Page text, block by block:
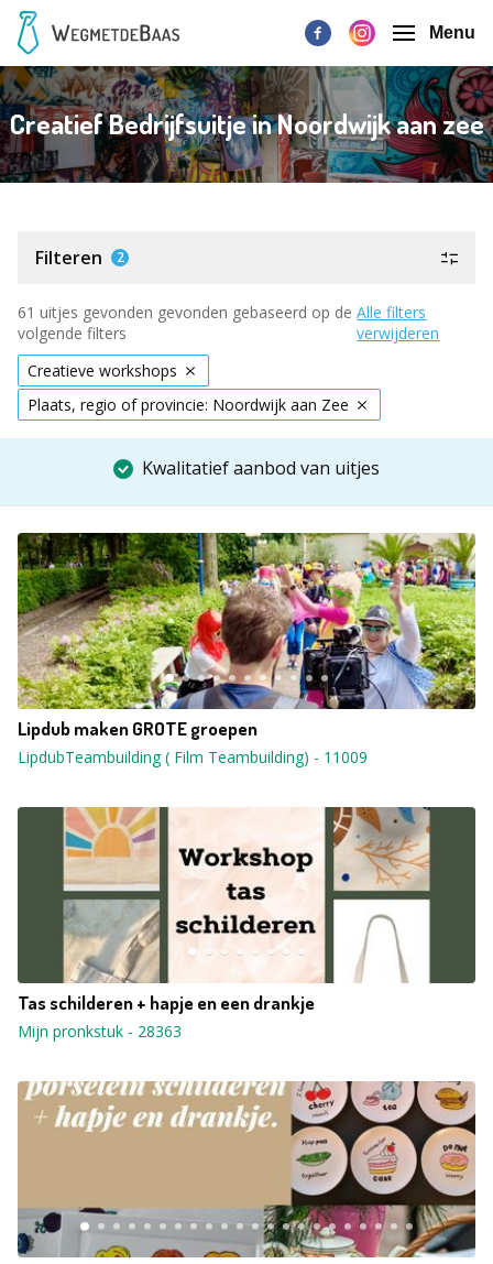
Menu
Creatief Bedrijfsuitje in Noordwijk aan zee
Filteren 2
61 uitjes gevonden gevonden gebaseerd op de
volgende filters
Alle filters
verwijderen
Creatieve workshops
Plaats, regio of provincie: Noordwijk aan Zee
Kwalitatief aanbod van uitjes
Lipdub maken GROTE groepen
LipdubTeambuilding ( Film Teambuilding) - 11009
Tas schilderen + hapje en een drankje
Mijn pronkstuk - 28363